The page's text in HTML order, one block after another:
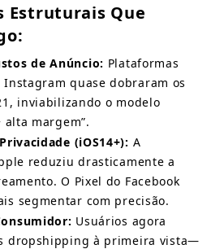
Estruturais Que
de Anúncio: Plataformas
Instagram quase dobraram os
inviabilizando o modelo
margem”.
(iOS14+): A
reduziu drasticamente a
O Pixel do Facebook
segmentar com precisão.
Usuários agora
dropshipping à primeira vista—